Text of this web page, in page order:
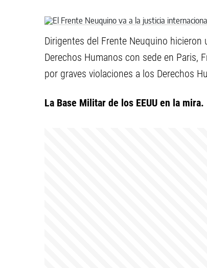
Dirigentes del Frente Neuquino
Derechos Humanos con sede en Paris,
por graves violaciones a los Derechos
La Base Militar de los EEUU en la mira.